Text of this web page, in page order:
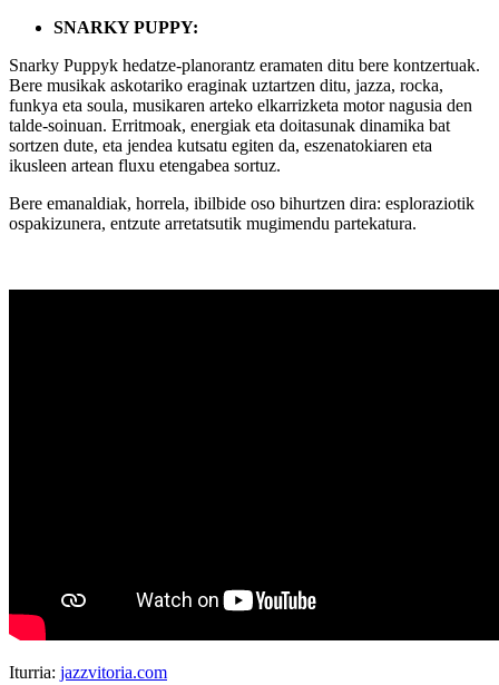
SNARKY PUPPY:
Snarky Puppyk hedatze-planorantz eramaten ditu bere kontzertuak.
Bere musikak askotariko eraginak uztartzen ditu, jazza, rocka,
funkya eta soula, musikaren arteko elkarrizketa motor nagusia den
talde-soinuan. Erritmoak, energiak eta doitasunak dinamika bat
sortzen dute, eta jendea kutsatu egiten da, eszenatokiaren eta
ikusleen artean fluxu etengabea sortuz.
Bere emanaldiak, horrela, ibilbide oso bihurtzen dira: esploraziotik
ospakizunera, entzute arretatsutik mugimendu partekatura.
Iturria: jazzvitoria.com